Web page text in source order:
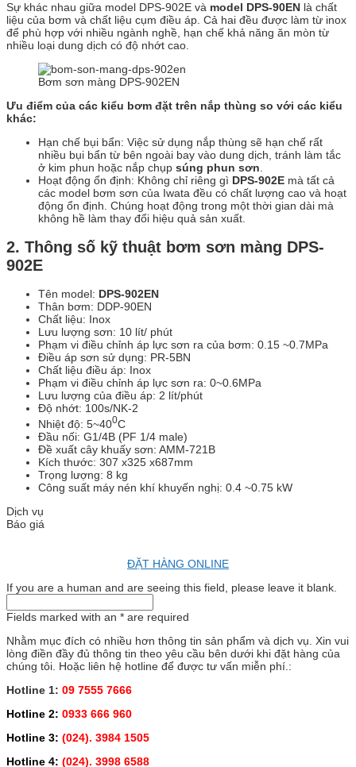
Sự khác nhau giữa model DPS-902E và model DPS-90EN là chất
liệu của bơm và chất liệu cụm điều áp. Cả hai đều được làm từ inox
để phù hợp với nhiều ngành nghề, hạn chế khả năng ăn mòn từ
nhiều loại dung dịch có độ nhớt cao.
Bơm sơn màng DPS-902EN
Ưu điểm của các kiểu bơm đặt trên nắp thùng so với các kiểu
khác:
Hạn chế bụi bẩn: Việc sử dụng nắp thùng sẽ hạn chế rất
nhiều bụi bẩn từ bên ngoài bay vào dung dịch, tránh làm tắc
ở kim phun hoặc nắp chụp súng phun sơn
Hoạt động ổn định: Không chỉ riêng gì DPS-902E mà tất cả
các model bơm sơn của Iwata đều có chất lượng cao và hoạt
động ổn định. Chúng hoạt động trong một thời gian dài mà
không hề làm thay đổi hiệu quả sản xuất.
2. Thông số kỹ thuật bơm sơn màng DPS-
902E
Tên model: DPS-902EN
Thân bơm: DDP-90EN
Chất liệu: Inox
Lưu lượng sơn: 10 lít/ phút
Phạm vi điều chỉnh áp lực sơn ra của bơm: 0.15 ~0.7MPa
Điều áp sơn sử dụng: PR-5BN
Chất liệu điều áp: Inox
Phạm vi điều chỉnh áp lực sơn ra: 0~0.6MPa
Lưu lượng của điều áp: 2 lít/phút
Độ nhớt: 100s/NK-2
Nhiệt độ: 5~400C
Đầu nối: G1/4B (PF 1/4 male)
Đề xuất cây khuấy sơn: AMM-721B
Kích thước: 307 x325 x687mm
Trọng lượng: 8 kg
Công suất máy nén khí khuyến nghị: 0.4 ~0.75 kW
Dịch vụ
Báo giá
ĐẶT HÀNG ONLINE
If you are a human and are seeing this field, please leave it blank.
Fields marked with an * are required
Nhằm mục đích có nhiều hơn thông tin sản phẩm và dịch vụ. Xin vui
lòng điền đầy đủ thông tin theo yêu cầu bên dưới khi đặt hàng của
chúng tôi. Hoặc liên hệ hotline để được tư vấn miễn phí.:
Hotline 1: 09 7555 7666
Hotline 2: 0933 666 960
Hotline 3: (024). 3984 1505
Hotline 4: (024). 3998 6588